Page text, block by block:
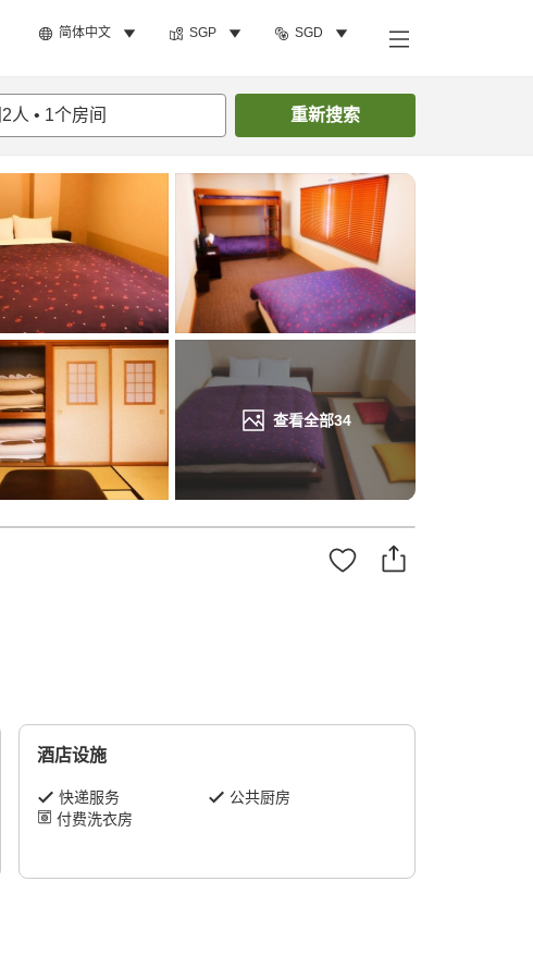
简体中文 SGP SGD
2人 • 1个房间 重新搜索
查看全部34
搜索客房
酒店设施
快递服务
公共厨房
付费洗衣房